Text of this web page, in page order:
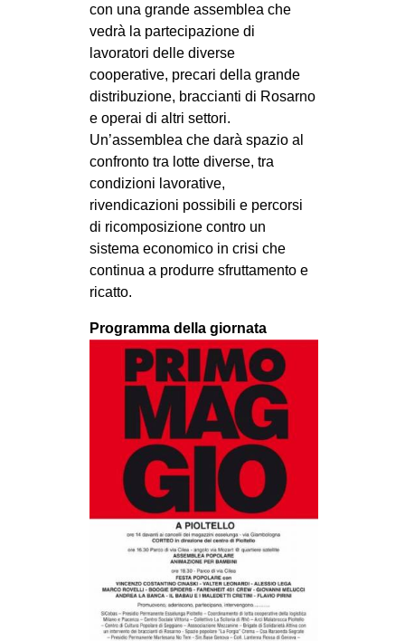
con una grande assemblea che
vedrà la partecipazione di
lavoratori delle diverse
cooperative, precari della grande
distribuzione, braccianti di Rosarno
e operai di altri settori.
Un’assemblea che darà spazio al
confronto tra lotte diverse, tra
condizioni lavorative,
rivendicazioni possibili e percorsi
di ricomposizione contro un
sistema economico in crisi che
continua a produrre sfruttamento e
ricatto.
Programma della giornata